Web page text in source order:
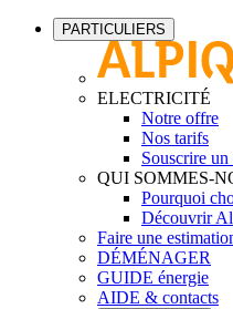
PARTICULIERS
ELECTRICITÉ
Notre offre
Nos tarifs
Souscrire
QUI SOMMES-
Pourquoi
Découvrir
Faire une
DÉMÉNAGER
GUIDE énergie
AIDE & contacts